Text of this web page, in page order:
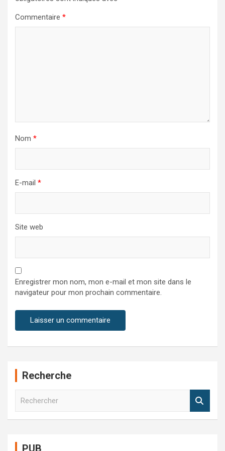
Commentaire *
Nom *
E-mail *
Site web
Enregistrer mon nom, mon e-mail et mon site dans le
navigateur pour mon prochain commentaire.
Recherche
PUB